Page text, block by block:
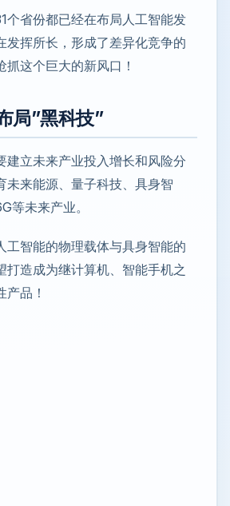
个省份都已经在布局人工智能发
发挥所长，形成了差异化竞争的
这个巨大的新风口！
局”黑科技”
建立未来产业投入增长和风险分
未来能源、量子科技、具身智
等未来产业。
工智能的物理载体与具身智能的
打造成为继计算机、智能手机之
产品！